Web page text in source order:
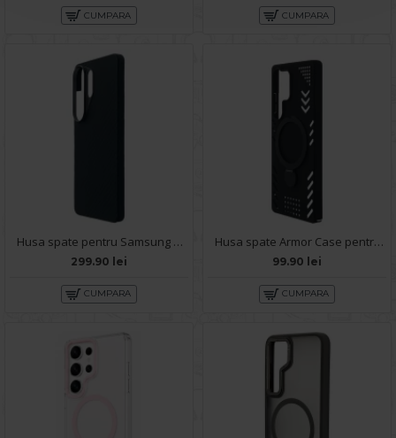
CUMPARA CUMPARA
Husa spate pentru Samsung Galaxy S25 Ultra Aramid Magsafe - Negru
299.90 lei
CUMPARA
Husa spate Armor Case pentru Samsung Galaxy S25 Ultra - Negru
99.90 lei
CUMPARA